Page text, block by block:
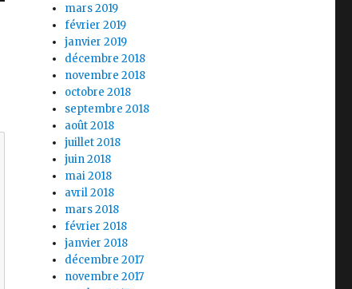
mars 2019
février 2019
janvier 2019
décembre 2018
novembre 2018
octobre 2018
septembre 2018
août 2018
juillet 2018
juin 2018
mai 2018
avril 2018
mars 2018
février 2018
janvier 2018
décembre 2017
novembre 2017